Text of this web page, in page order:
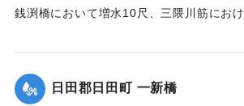
｜固有コード: 00275059
銭渕橋において増水10尺、三隈川筋にお
｜固有コード:
日田郡日田町 一新橋